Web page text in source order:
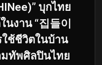
บุกไทย
งาน “집들이
ใช้ชีวิตในบ้าน
มทัพศิลปินไทย